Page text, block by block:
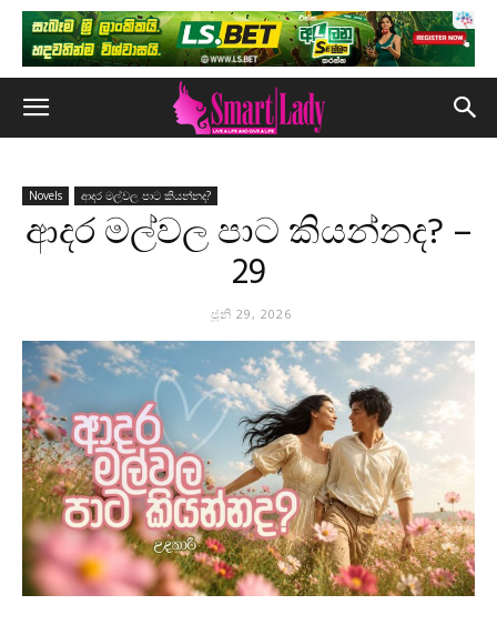
Novels ආදර මල්වල පාට කියන්නද?
ආදර මල්වල පාට කියන්නද? –
29
ජූනි 29, 2026